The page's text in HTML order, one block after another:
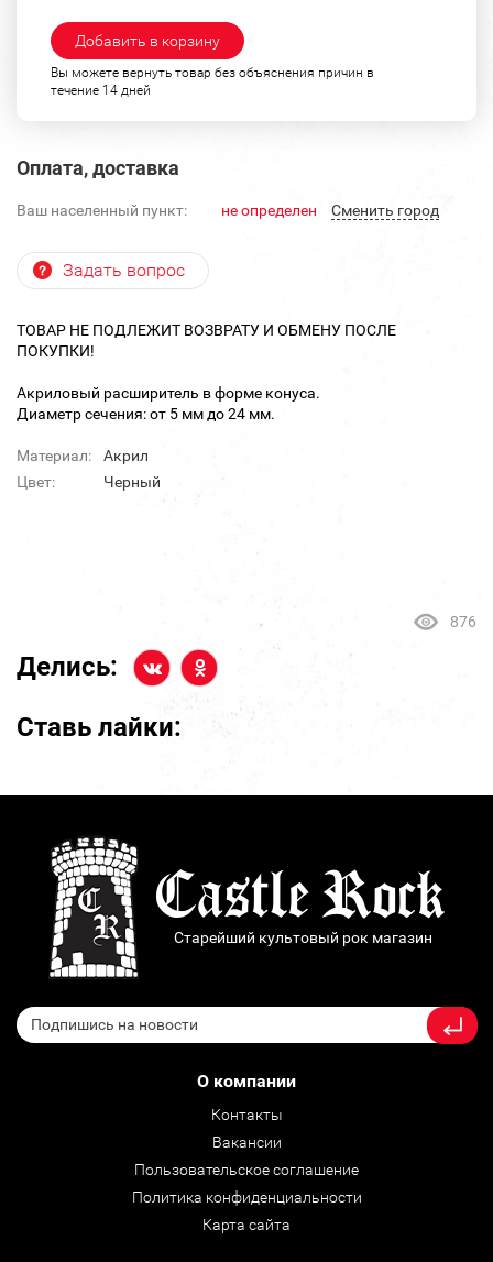
Добавить в корзину
Вы можете вернуть товар без объяснения причин в
течение 14 дней
Оплата, доставка
Ваш населенный пункт: не определен Cменить город
Задать вопрос
ТОВАР НЕ ПОДЛЕЖИТ ВОЗВРАТУ И ОБМЕНУ ПОСЛЕ
ПОКУПКИ!
Акриловый расширитель в форме конуса.
Диаметр сечения: от 5 мм до 24 мм.
Материал:
Акрил
Цвет:
Черный
876
Делись:
Ставь лайки:
Старейший культовый рок магазин
О компании
Контакты
Вакансии
Пользовательское соглашение
Политика конфиденциальности
Карта сайта